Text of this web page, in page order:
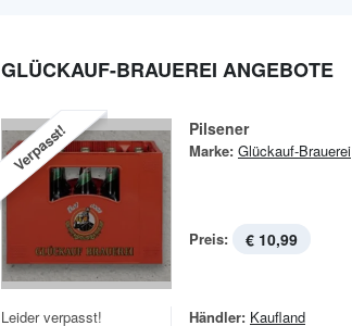
GLÜCKAUF-BRAUEREI ANGEBOTE
Verpasst! Pilsener
Marke: Glückauf-Brauerei
Preis: € 10,99
Leider verpasst!
Händler: Kaufland